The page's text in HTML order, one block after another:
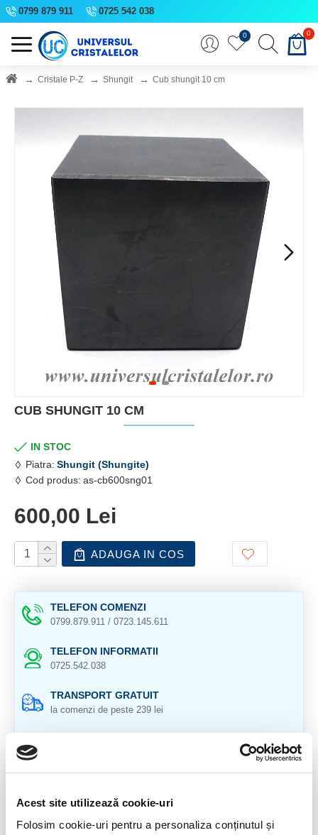
Acest site utilizează cookie-uri
Folosim cookie-uri pentru a personaliza conținutul și
0799 879 911 0725 542 038
0 0
Cristale P-Z Shungit Cub shungit 10 cm
CUB SHUNGIT 10 CM
IN STOC
Piatra: Shungit (Shungite)
Cod produs: as-cb600sng01
600,00 Lei
ADAUGA IN COS
TELEFON COMENZI
0799.879.911 / 0723.145.611
TELEFON INFORMATII
0725.542.038
TRANSPORT GRATUIT
la comenzi de peste 239 lei
in 14 zile si banii inapoi
GARANTIE PRODUSE